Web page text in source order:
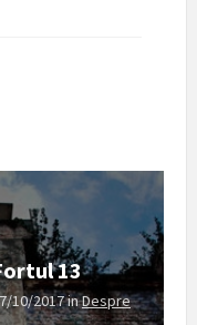
13
10/2017inDespre